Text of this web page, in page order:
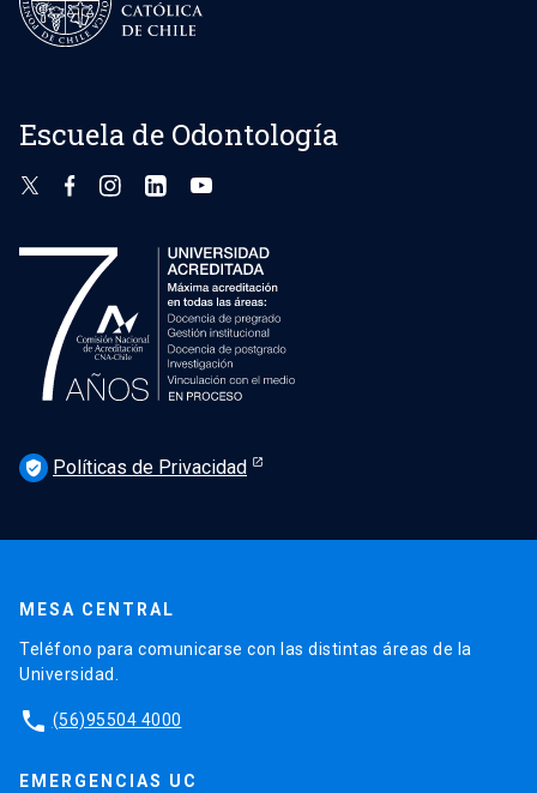
Escuela de Odontología
verified_user Políticas de Privacidad
MESA CENTRAL
Teléfono para comunicarse con las distintas áreas de la
Universidad.
phone (56)95504 4000
EMERGENCIAS UC